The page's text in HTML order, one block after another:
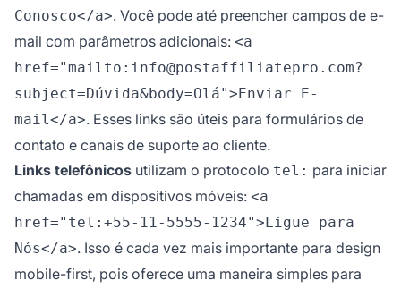
Conosco</a>. Você pode até preencher campos de e-
mail com parâmetros adicionais: <a
href="mailto:info@postaffiliatepro.com?
subject=Dúvida&body=Olá">Enviar E-
mail</a>. Esses links são úteis para formulários de
contato e canais de suporte ao cliente.
Links telefônicos utilizam o protocolo tel: para iniciar
chamadas em dispositivos móveis: <a
href="tel:+55-11-5555-1234">Ligue para
Nós</a>. Isso é cada vez mais importante para design
mobile-first, pois oferece uma maneira simples para